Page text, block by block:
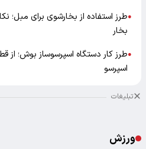
●طرز استفاده از بخارشوی برای مبل؛
بخار
●طرز کار دستگاه اسپرسوساز بوش؛ از
اسپرسو
تبلیغات
ورزش